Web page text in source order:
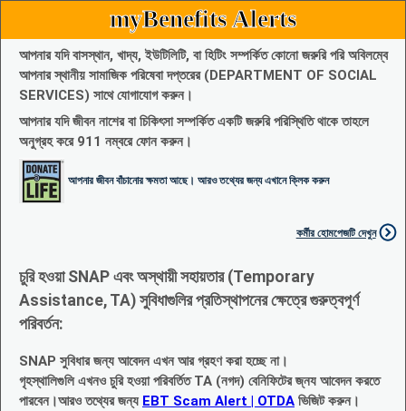
myBenefits Alerts
আপনার যদি বাসস্থান, খাদ্য, ইউটিলিটি, বা হিটিং সম্পর্কিত কোনো জরুরি পরি অবিলম্বে
আপনার স্থানীয় সামাজিক পরিষেবা দপ্তরের (DEPARTMENT OF SOCIAL
SERVICES) সাথে যোগাযোগ করুন।
আপনার যদি জীবন নাশের বা চিকিৎসা সম্পর্কিত একটি জরুরি পরিস্থিতি থাকে তাহলে
অনুগ্রহ করে 911 নম্বরে ফোন করুন।
আপনার জীবন বাঁচানোর ক্ষমতা আছে। আরও তথ্যের জন্য এখানে ক্লিক করুন
কর্মীর হোমপেজটি দেখুন
চুরি হওয়া SNAP এবং অস্থায়ী সহায়তার (Temporary
Assistance, TA) সুবিধাগুলির প্রতিস্থাপনের ক্ষেত্রে গুরুত্বপূর্ণ
পরিবর্তন:
SNAP সুবিধার জন্য আবেদন এখন আর গ্রহণ করা হচ্ছে না।
গৃহস্থালিগুলি এখনও চুরি হওয়া পরিবর্তিত TA (নগদ) বেনিফিটের জ্নয আবেদন করতে
পারবেন।আরও তথ্যের জন্য EBT Scam Alert | OTDA ভিজিট করুন।